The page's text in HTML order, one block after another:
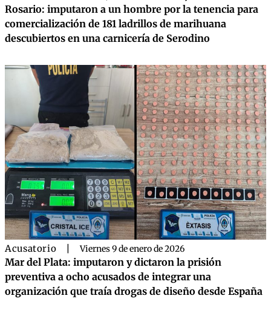
Rosario: imputaron a un hombre por la tenencia para
comercialización de 181 ladrillos de marihuana
descubiertos en una carnicería de Serodino
Acusatorio Viernes 9 de enero de 2026
Mar del Plata: imputaron y dictaron la prisión
preventiva a ocho acusados de integrar una
organización que traía drogas de diseño desde España